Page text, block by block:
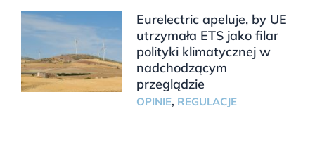
Eurelectric apeluje, by UE
utrzymała ETS jako filar
polityki klimatycznej w
nadchodzącym
przeglądzie
OPINIE, REGULACJE